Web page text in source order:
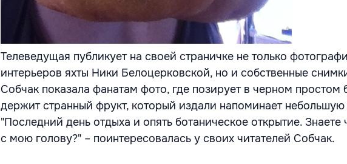
Телеведущая публикует на своей страничке не только
интерьеров яхты Ники Белоцерковской, но и собственные
Собчак показала фанатам фото, где позирует в черном простом
держит странный фрукт, который издали напоминает небольшую
"Последний день отдыха и опять ботаническое открытие. Знаете
с мою голову?" – поинтересовалась у своих читателей Собчак.